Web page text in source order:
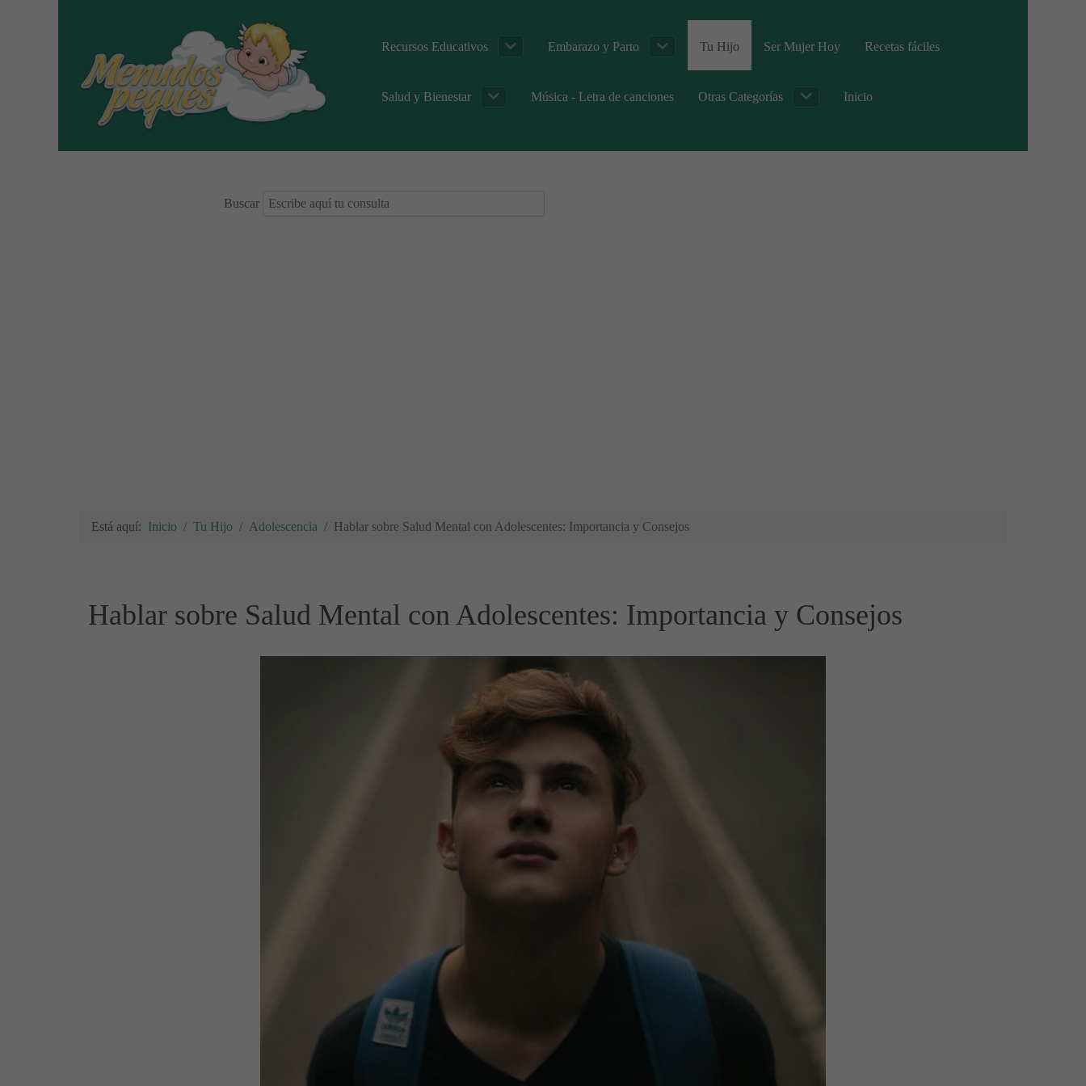
Recursos Educativos Embarazo y Parto Tu Hijo Ser Mujer Hoy Recetas fáciles
Salud y Bienestar Música - Letra de canciones Otras Categorías Inicio
Buscar
Está aquí: Inicio Tu Hijo Adolescencia Hablar sobre Salud Mental con Adolescentes: Importancia y Consejos
Hablar sobre Salud Mental con Adolescentes: Importancia y Consejos